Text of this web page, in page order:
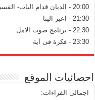
20:00 - الديان قدام الباب- القسيس وليم حنا
21:30 - اعبر الينا
22:30 - برنامج صوت الامل
23:30 - فكرة فى آية
احصائيات الموقع
اجمالى القراءات: